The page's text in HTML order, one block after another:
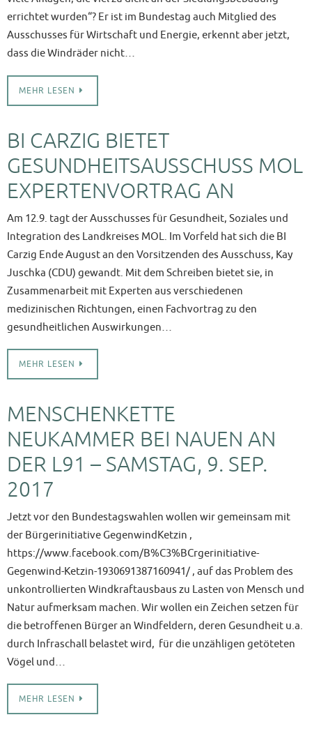
errichtet wurden“? Er ist im Bundestag auch Mitglied des
Ausschusses für Wirtschaft und Energie, erkennt aber jetzt,
dass die Windräder nicht…
MEHR LESEN
BI CARZIG BIETET
GESUNDHEITSAUSSCHUSS MOL
EXPERTENVORTRAG AN
Am 12.9. tagt der Ausschusses für Gesundheit, Soziales und
Integration des Landkreises MOL. Im Vorfeld hat sich die BI
Carzig Ende August an den Vorsitzenden des Ausschuss, Kay
Juschka (CDU) gewandt. Mit dem Schreiben bietet sie, in
Zusammenarbeit mit Experten aus verschiedenen
medizinischen Richtungen, einen Fachvortrag zu den
gesundheitlichen Auswirkungen…
MEHR LESEN
MENSCHENKETTE
NEUKAMMER BEI NAUEN AN
DER L91 – SAMSTAG, 9. SEP.
2017
Jetzt vor den Bundestagswahlen wollen wir gemeinsam mit
der Bürgerinitiative GegenwindKetzin ,
https://www.facebook.com/B%C3%BCrgerinitiative-
Gegenwind-Ketzin-1930691387160941/ , auf das Problem des
unkontrollierten Windkraftausbaus zu Lasten von Mensch und
Natur aufmerksam machen. Wir wollen ein Zeichen setzen für
die betroffenen Bürger an Windfeldern, deren Gesundheit u.a.
durch Infraschall belastet wird, für die unzähligen getöteten
Vögel und…
MEHR LESEN